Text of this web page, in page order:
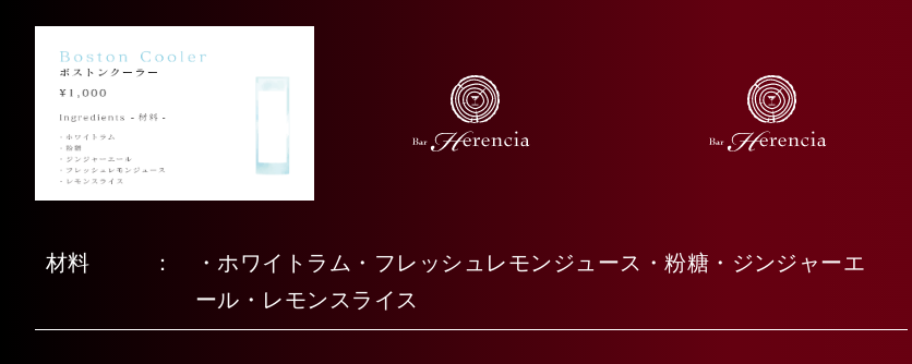
材料
・ホワイトラム・フレッシュレモンジュース・粉糖・ジンジャーエ
ール・レモンスライス